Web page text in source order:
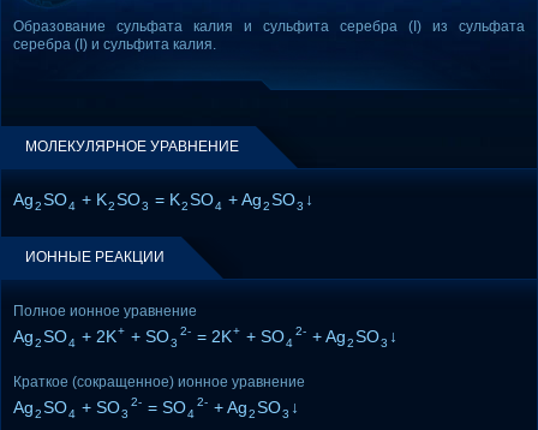
Образование сульфата калия и сульфита серебра (I) из сульфата
серебра (I) и сульфита калия.
МОЛЕКУЛЯРНОЕ УРАВНЕНИЕ
Ag2SO4 + K2SO3 = K2SO4 + Ag2SO3 ↓
ИОННЫЕ РЕАКЦИИ
Полное ионное уравнение
Ag2SO4 + 2K+ + SO3
2- = 2K+ + SO4
2- + Ag2SO3 ↓
Краткое (сокращенное) ионное уравнение
Ag2SO4 + SO3
2- = SO4
2- + Ag2SO3 ↓